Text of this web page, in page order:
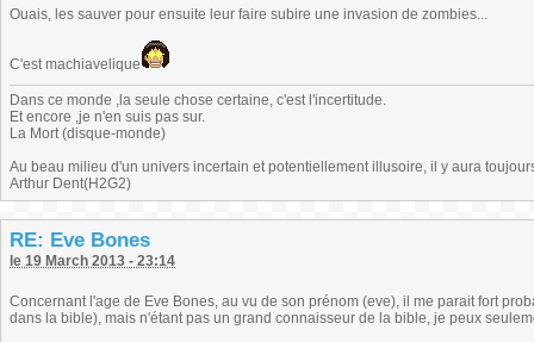
Ouais, les sauver pour ensuite leur faire subire une invasion de zombies...
C'est machiavelique
Dans ce monde ,la seule chose certaine, c'est l'incertitude.
Et encore ,je n'en suis pas sur.
La Mort (disque-monde)
Au beau milieu d'un univers incertain et potentiellement illusoire, il y aura
Arthur Dent(H2G2)
RE: Eve Bones
le 19 March 2013 - 23:14
Concernant l'age de Eve Bones, au vu de son prénom (eve), il me parait fort
dans la bible), mais n'étant pas un grand connaisseur de la bible, je peux